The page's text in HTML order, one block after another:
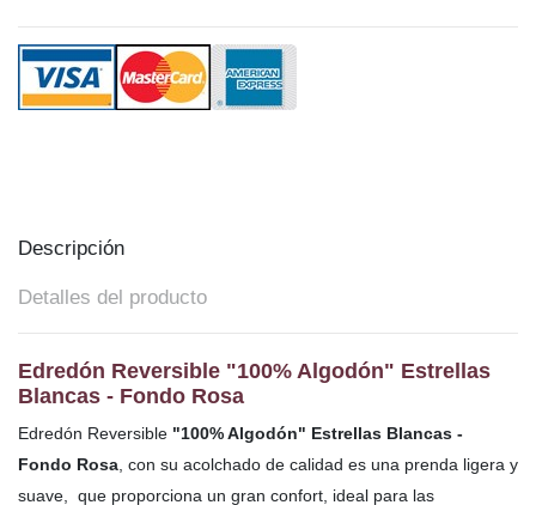
Descripción
Detalles del producto
Edredón Reversible "100% Algodón" Estrellas
Blancas - Fondo Rosa
Edredón Reversible "100% Algodón" Estrellas Blancas -
Fondo Rosa , con su acolchado de calidad es una prenda ligera y
suave, que proporciona un gran confort, ideal para las